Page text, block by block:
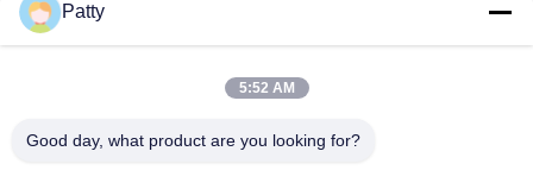
la produzione alimentare di 220V 1Ph SS304 lavora per il dolce
della luna
Linea di produzione Encrusting automatica del dolce della luna
Patty
5:52 AM
Good day, what product are you looking for?